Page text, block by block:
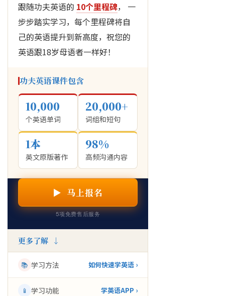
跟随功夫英语的 10个里程碑， 一
步步踏实学习，每个里程碑将自
己的英语提升到新高度，祝您的
英语跟18岁母语者一样好！
功夫英语课件包含
10,000
个英语单词
20,000+
词组和短句
1本
英文原版著作
98%
高频沟通内容
▶ 马上报名
5项免费售后服务
更多了解 ↓
📚 学习方法 如何快速学英语 ›
📱 学习功能 学英语APP ›